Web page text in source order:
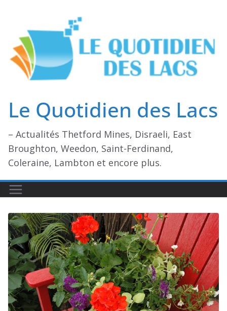
contenu
Le Quotidien des Lacs
– Actualités Thetford Mines, Disraeli, East
Broughton, Weedon, Saint-Ferdinand,
Coleraine, Lambton et encore plus.